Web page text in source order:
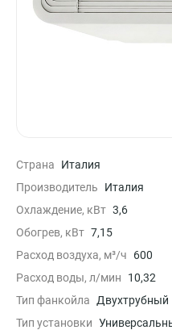
Страна
Италия
Производитель
Италия
Охлаждение, кВт 3,6
Обогрев, кВт 7,15
Расход воздуха, м³/ч
600
Расход воды, л/мин
10,32
Тип фанкойла
Двухтрубный
Тип установки